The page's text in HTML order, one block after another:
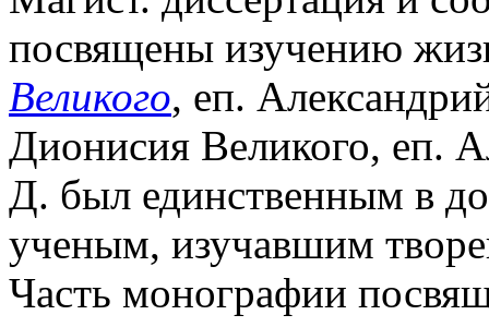
посвящены изучению
Великого, еп.
Дионисия Великого, еп.
Д. был единственным в
ученым, изучавшим
Часть монографии